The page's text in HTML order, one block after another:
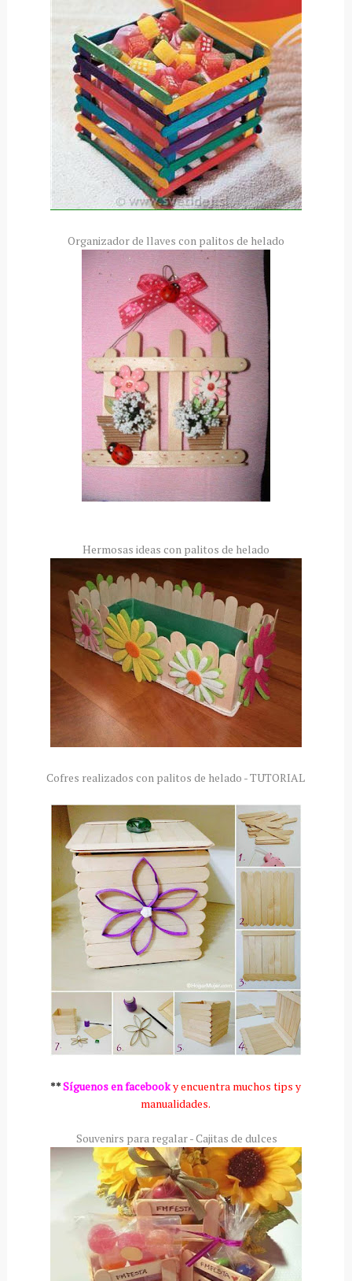
Organizador de llaves con palitos de helado
Hermosas ideas con palitos de helado
Cofres realizados con palitos de helado - TUTORIAL
**Síguenos en facebooky encuentra muchos tips y
manualidades.
Souvenirs para regalar - Cajitas de dulces